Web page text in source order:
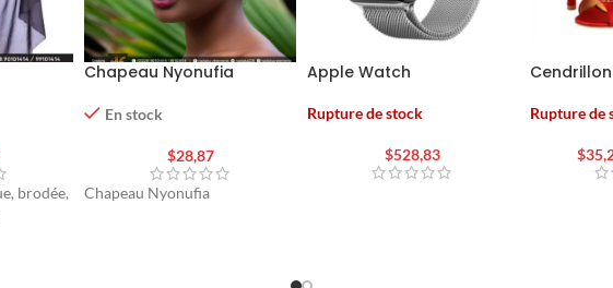
brodée,
Chapeau Nyonufia
En stock
$28,87
Chapeau Nyonufia
Apple Watch
Rupture de stock
$528,83
Cendrillon
Rupture de
$